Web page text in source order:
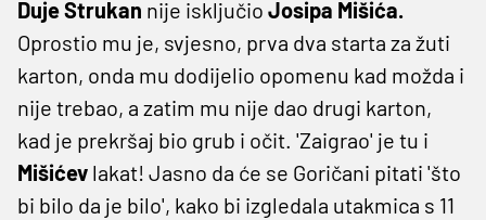
Duje Strukan nije isključio Josipa Mišića.
Oprostio mu je, svjesno, prva dva starta za žuti
karton, onda mu dodijelio opomenu kad možda i
nije trebao, a zatim mu nije dao drugi karton,
kad je prekršaj bio grub i očit. 'Zaigrao' je tu i
Mišićev lakat! Jasno da će se Goričani pitati 'što
bi bilo da je bilo', kako bi izgledala utakmica s 11